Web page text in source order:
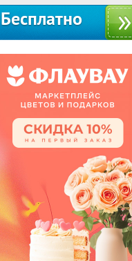
Бесплатно